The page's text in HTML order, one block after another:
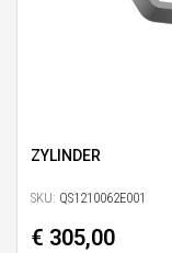
ZYLINDER
SKU: QS1210062E001
€ 305,00